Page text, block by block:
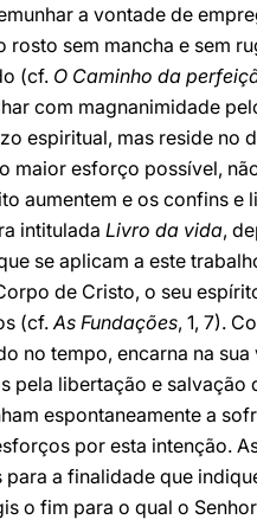
a vontade de
sem mancha e sem
(cf. O Caminho da
com magnanimidade
espiritual, mas reside no
maior esforço possível,
aumentem e os confins
intitulada Livro da vida,
se aplicam a este
de Cristo, o seu
(cf.As Fundações, 1, 7).
no tempo, encarna na
pela libertação e salvação
espontaneamente a
por esta intenção.
a finalidade que
o fim para o qual o